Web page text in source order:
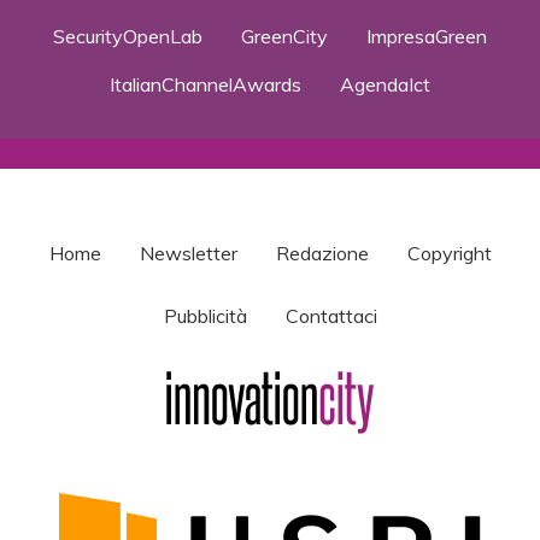
SecurityOpenLab GreenCity
ImpresaGreen
ItalianChannelAwards
AgendaIct
Home Newsletter Redazione Copyright
Pubblicità Contattaci